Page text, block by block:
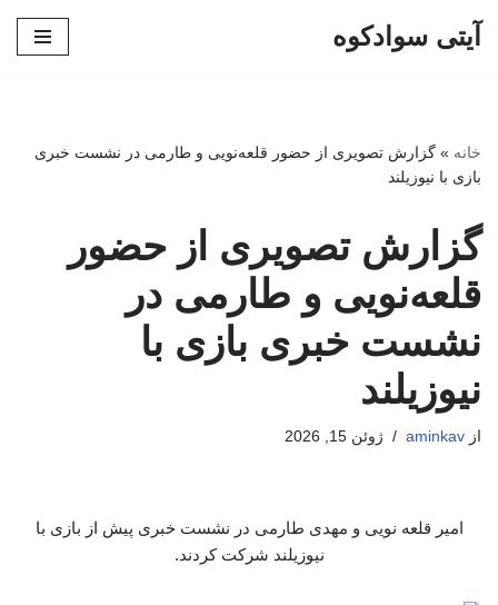
آیتی سوادکوه
خانه » گزارش تصویری از حضور قلعه‌نویی و طارمی در نشست خبری
بازی با نیوزیلند
گزارش تصویری از حضور
قلعه‌نویی و طارمی در
نشست خبری بازی با
نیوزیلند
از aminkav ژوئن 15, 2026
امیر قلعه نویی و مهدی طارمی در نشست خبری پیش از بازی با
نیوزیلند شرکت کردند.